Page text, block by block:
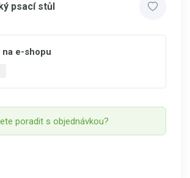
psací stůl
e-shopu
poradit s objednávkou?